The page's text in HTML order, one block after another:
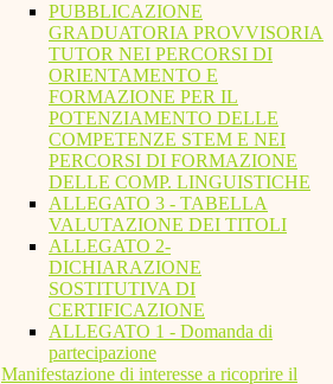
PUBBLICAZIONE
GRADUATORIA PROVVISORIA
TUTOR NEI PERCORSI DI
ORIENTAMENTO E
FORMAZIONE PER IL
POTENZIAMENTO DELLE
COMPETENZE STEM E NEI
PERCORSI DI FORMAZIONE
DELLE COMP. LINGUISTICHE
ALLEGATO 3 - TABELLA
VALUTAZIONE DEI TITOLI
ALLEGATO 2-
DICHIARAZIONE
SOSTITUTIVA DI
CERTIFICAZIONE
ALLEGATO 1 - Domanda di
partecipazione
Manifestazione di interesse a ricoprire il